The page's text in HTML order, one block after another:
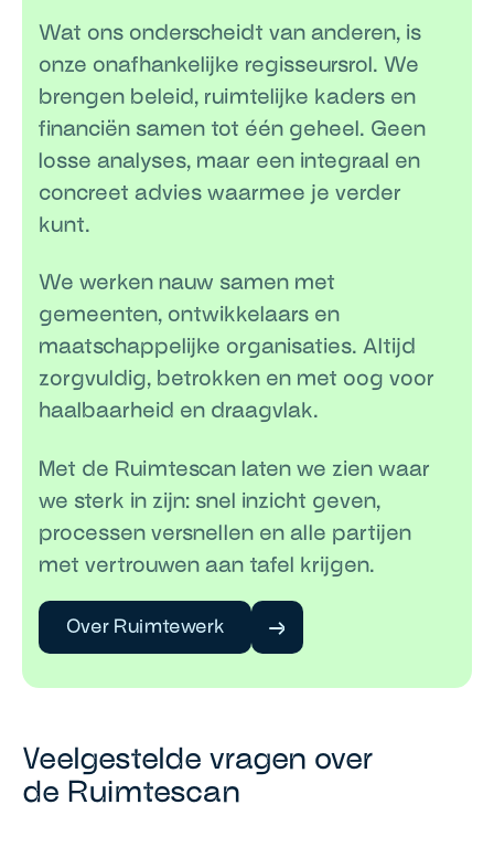
Wat ons onderscheidt van anderen, is
onze onafhankelijke regisseursrol. We
brengen beleid, ruimtelijke kaders en
financiën samen tot één geheel. Geen
losse analyses, maar een integraal en
concreet advies waarmee je verder
kunt.
We werken nauw samen met
gemeenten, ontwikkelaars en
maatschappelijke organisaties. Altijd
zorgvuldig, betrokken en met oog voor
haalbaarheid en draagvlak.
Met de Ruimtescan laten we zien waar
we sterk in zijn: snel inzicht geven,
processen versnellen en alle partijen
met vertrouwen aan tafel krijgen.
Over Ruimtewerk
Veelgestelde vragen over
de Ruimtescan